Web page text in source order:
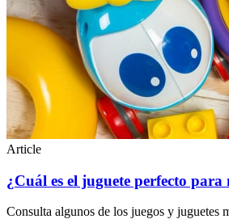
Article
¿Cuál es el juguete perfecto
Consulta algunos de los juegos y juguetes